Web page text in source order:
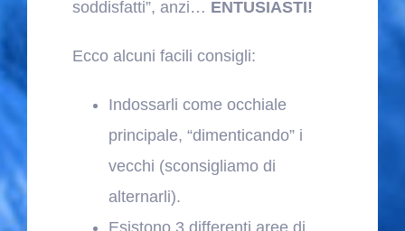
soddisfatti”, anzi… ENTUSIASTI!
Ecco alcuni facili consigli:
Indossarli come occhiale
principale, “dimenticando” i
vecchi (sconsigliamo di
alternarli).
Esistono 3 differenti aree di